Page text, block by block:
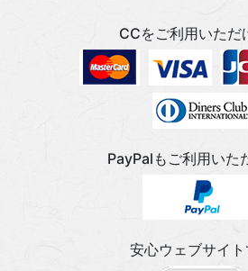
CCをご利用いただ
PayPalもご利用いた
安心ウェブサイト